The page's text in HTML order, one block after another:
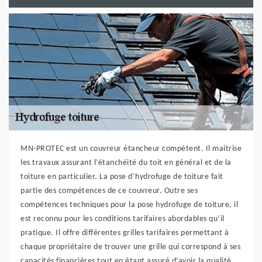
MN-PROTEC est un couvreur étancheur compétent. Il maitrise
les travaux assurant l’étanchéité du toit en général et de la
toiture en particulier. La pose d’hydrofuge de toiture fait
partie des compétences de ce couvreur. Outre ses
compétences techniques pour la pose hydrofuge de toiture, il
est reconnu pour les conditions tarifaires abordables qu’il
pratique. Il offre différentes grilles tarifaires permettant à
chaque propriétaire de trouver une grille qui correspond à ses